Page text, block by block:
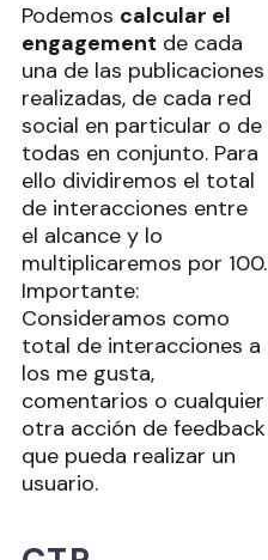
Podemos calcular el
engagement de cada
una de las publicaciones
realizadas, de cada red
social en particular o de
todas en conjunto. Para
ello dividiremos el total
de interacciones entre
el alcance y lo
multiplicaremos por 100.
Importante:
Consideramos como
total de interacciones a
los me gusta,
comentarios o cualquier
otra acción de feedback
que pueda realizar un
usuario.